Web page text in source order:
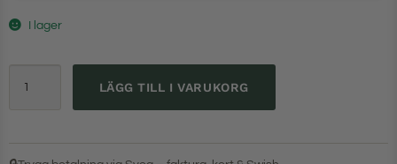
I lager
LÄGG TILL I VARUKORG